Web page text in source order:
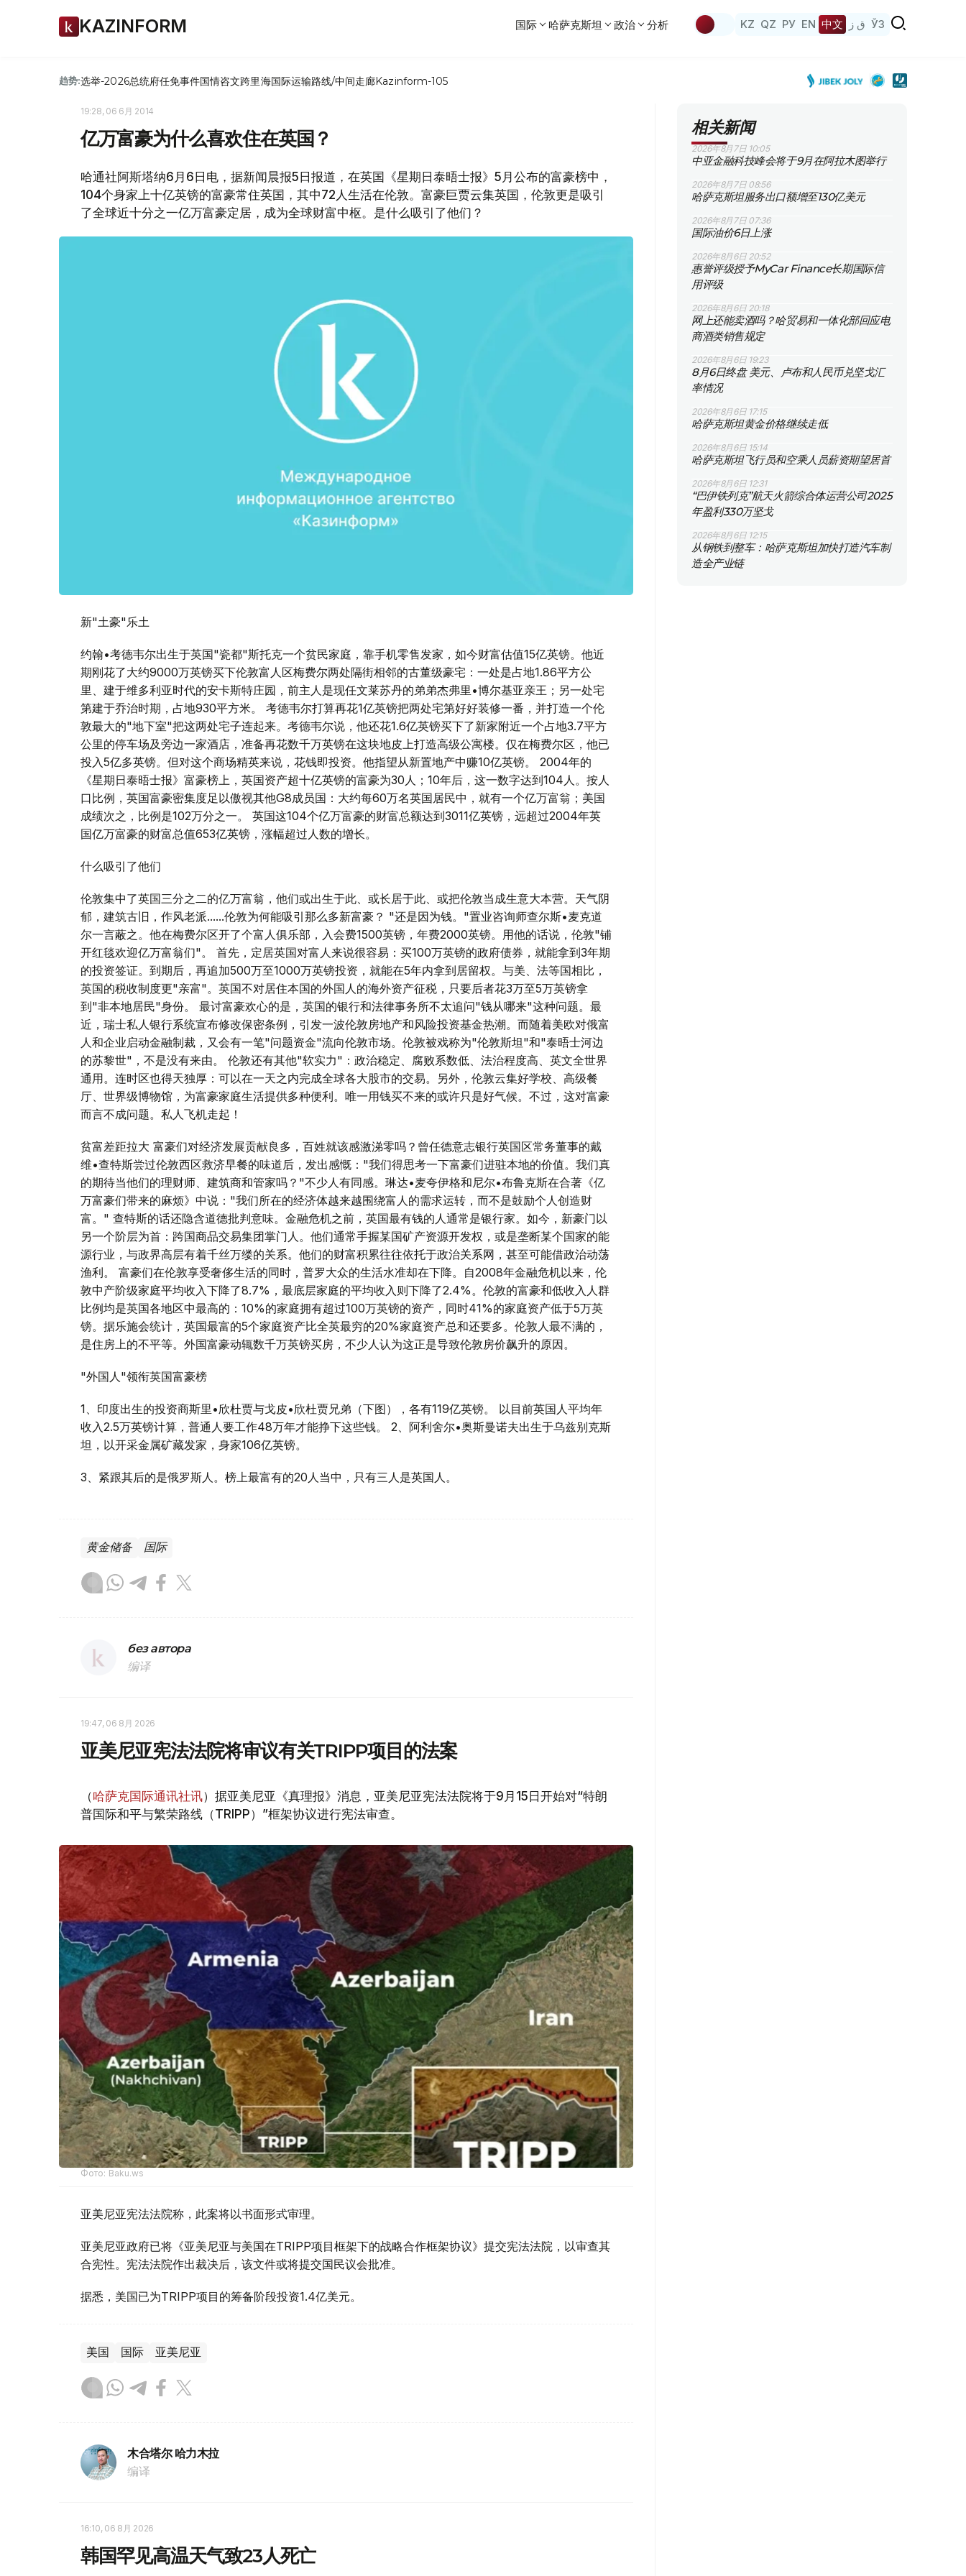
KAZINFORM 国际 哈萨克斯坦 政治 分析 KZ QZ РУ EN 中文 ق ز ЎЗ
趋势:选举-2026总统府任免事件国情咨文跨里海国际运输路线/中间走廊Kazinform-105
19:28, 06 6月 2014
亿万富豪为什么喜欢住在英国？
哈通社阿斯塔纳6月6日电，据新闻晨报5日报道，在英国《星期日泰晤士报》5月公布的富豪榜中，
104个身家上十亿英镑的富豪常住英国，其中72人生活在伦敦。富豪巨贾云集英国，伦敦更是吸引
了全球近十分之一亿万富豪定居，成为全球财富中枢。是什么吸引了他们？
新"土豪"乐土
约翰•考德韦尔出生于英国"瓷都"斯托克一个贫民家庭，靠手机零售发家，如今财富估值15亿英镑。他近
期刚花了大约9000万英镑买下伦敦富人区梅费尔两处隔街相邻的古董级豪宅：一处是占地1.86平方公
里、建于维多利亚时代的安卡斯特庄园，前主人是现任文莱苏丹的弟弟杰弗里•博尔基亚亲王；另一处宅
第建于乔治时期，占地930平方米。 考德韦尔打算再花1亿英镑把两处宅第好好装修一番，并打造一个伦
敦最大的"地下室"把这两处宅子连起来。考德韦尔说，他还花1.6亿英镑买下了新家附近一个占地3.7平方
公里的停车场及旁边一家酒店，准备再花数千万英镑在这块地皮上打造高级公寓楼。仅在梅费尔区，他已
投入5亿多英镑。但对这个商场精英来说，花钱即投资。他指望从新置地产中赚10亿英镑。 2004年的
《星期日泰晤士报》富豪榜上，英国资产超十亿英镑的富豪为30人；10年后，这一数字达到104人。按人
口比例，英国富豪密集度足以傲视其他G8成员国：大约每60万名英国居民中，就有一个亿万富翁；美国
成绩次之，比例是102万分之一。 英国这104个亿万富豪的财富总额达到3011亿英镑，远超过2004年英
国亿万富豪的财富总值653亿英镑，涨幅超过人数的增长。
什么吸引了他们
伦敦集中了英国三分之二的亿万富翁，他们或出生于此、或长居于此、或把伦敦当成生意大本营。天气阴
郁，建筑古旧，作风老派......伦敦为何能吸引那么多新富豪？ "还是因为钱。"置业咨询师查尔斯•麦克道
尔一言蔽之。他在梅费尔区开了个富人俱乐部，入会费1500英镑，年费2000英镑。用他的话说，伦敦"铺
开红毯欢迎亿万富翁们"。 首先，定居英国对富人来说很容易：买100万英镑的政府债券，就能拿到3年期
的投资签证。到期后，再追加500万至1000万英镑投资，就能在5年内拿到居留权。与美、法等国相比，
英国的税收制度更"亲富"。英国不对居住本国的外国人的海外资产征税，只要后者花3万至5万英镑拿
到"非本地居民"身份。 最讨富豪欢心的是，英国的银行和法律事务所不太追问"钱从哪来"这种问题。最
近，瑞士私人银行系统宣布修改保密条例，引发一波伦敦房地产和风险投资基金热潮。而随着美欧对俄富
人和企业启动金融制裁，又会有一笔"问题资金"流向伦敦市场。伦敦被戏称为"伦敦斯坦"和"泰晤士河边
的苏黎世"，不是没有来由。 伦敦还有其他"软实力"：政治稳定、腐败系数低、法治程度高、英文全世界
通用。连时区也得天独厚：可以在一天之内完成全球各大股市的交易。另外，伦敦云集好学校、高级餐
厅、世界级博物馆，为富豪家庭生活提供多种便利。唯一用钱买不来的或许只是好气候。不过，这对富豪
而言不成问题。私人飞机走起！
贫富差距拉大 富豪们对经济发展贡献良多，百姓就该感激涕零吗？曾任德意志银行英国区常务董事的戴
维•查特斯尝过伦敦西区救济早餐的味道后，发出感慨："我们得思考一下富豪们进驻本地的价值。我们真
的期待当他们的理财师、建筑商和管家吗？"不少人有同感。琳达•麦夸伊格和尼尔•布鲁克斯在合著《亿
万富豪们带来的麻烦》中说："我们所在的经济体越来越围绕富人的需求运转，而不是鼓励个人创造财
富。" 查特斯的话还隐含道德批判意味。金融危机之前，英国最有钱的人通常是银行家。如今，新豪门以
另一个阶层为首：跨国商品交易集团掌门人。他们通常手握某国矿产资源开发权，或是垄断某个国家的能
源行业，与政界高层有着千丝万缕的关系。他们的财富积累往往依托于政治关系网，甚至可能借政治动荡
渔利。 富豪们在伦敦享受奢侈生活的同时，普罗大众的生活水准却在下降。自2008年金融危机以来，伦
敦中产阶级家庭平均收入下降了8.7%，最底层家庭的平均收入则下降了2.4%。伦敦的富豪和低收入人群
比例均是英国各地区中最高的：10%的家庭拥有超过100万英镑的资产，同时41%的家庭资产低于5万英
镑。据乐施会统计，英国最富的5个家庭资产比全英最穷的20%家庭资产总和还要多。伦敦人最不满的，
是住房上的不平等。外国富豪动辄数千万英镑买房，不少人认为这正是导致伦敦房价飙升的原因。
"外国人"领衔英国富豪榜
1、印度出生的投资商斯里•欣杜贾与戈皮•欣杜贾兄弟（下图），各有119亿英镑。 以目前英国人平均年
收入2.5万英镑计算，普通人要工作48万年才能挣下这些钱。 2、阿利舍尔•奥斯曼诺夫出生于乌兹别克斯
坦，以开采金属矿藏发家，身家106亿英镑。
3、紧跟其后的是俄罗斯人。榜上最富有的20人当中，只有三人是英国人。
黄金储备 国际
без автора
编译
19:47, 06 8月 2026
亚美尼亚宪法法院将审议有关TRIPP项目的法案
（哈萨克国际通讯社讯）据亚美尼亚《真理报》消息，亚美尼亚宪法法院将于9月15日开始对“特朗
普国际和平与繁荣路线（TRIPP）”框架协议进行宪法审查。
Фото: Baku.ws
亚美尼亚宪法法院称，此案将以书面形式审理。
亚美尼亚政府已将《亚美尼亚与美国在TRIPP项目框架下的战略合作框架协议》提交宪法法院，以审查其
合宪性。宪法法院作出裁决后，该文件或将提交国民议会批准。
据悉，美国已为TRIPP项目的筹备阶段投资1.4亿美元。
美国 国际 亚美尼亚
木合塔尔 哈力木拉
编译
16:10, 06 8月 2026
韩国罕见高温天气致23人死亡
相关新闻
2026年8月7日 10:05
中亚金融科技峰会将于9月在阿拉木图举行
2026年8月7日 08:56
哈萨克斯坦服务出口额增至130亿美元
2026年8月7日 07:36
国际油价6日上涨
2026年8月6日 20:52
惠誉评级授予MyCar Finance长期国际信
用评级
2026年8月6日 20:18
网上还能卖酒吗？哈贸易和一体化部回应电
商酒类销售规定
2026年8月6日 19:23
8月6日终盘 美元、卢布和人民币兑坚戈汇
率情况
2026年8月6日 17:15
哈萨克斯坦黄金价格继续走低
2026年8月6日 15:14
哈萨克斯坦飞行员和空乘人员薪资期望居首
2026年8月6日 12:31
“巴伊铁列克”航天火箭综合体运营公司2025
年盈利330万坚戈
2026年8月6日 12:15
从钢铁到整车：哈萨克斯坦加快打造汽车制
造全产业链